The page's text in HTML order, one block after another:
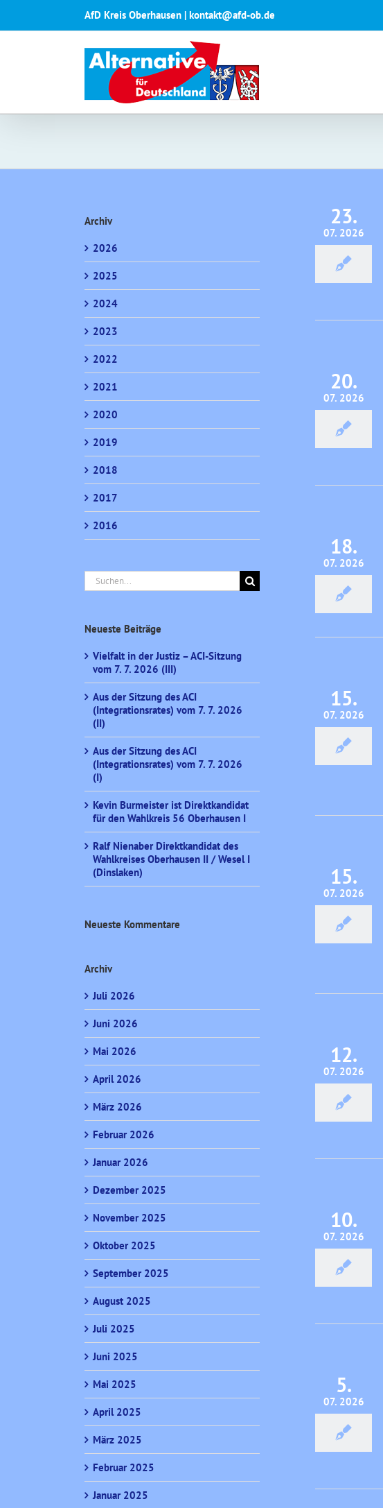
springen
AfD Kreis Oberhausen | kontakt@afd-ob.de
23.
07. 2026
20.
07. 2026
18.
07. 2026
15.
07. 2026
15.
07. 2026
12.
07. 2026
10.
07. 2026
5.
07. 2026
Archiv
2026
2025
2024
2023
2022
2021
2020
2019
2018
2017
2016
Suche
nach:
Neueste Beiträge
Vielfalt in der Justiz – ACI-Sitzung
vom 7. 7. 2026 (III)
Aus der Sitzung des ACI
(Integrationsrates) vom 7. 7. 2026
(II)
Aus der Sitzung des ACI
(Integrationsrates) vom 7. 7. 2026
(I)
Kevin Burmeister ist Direktkandidat
für den Wahlkreis 56 Oberhausen I
Ralf Nienaber Direktkandidat des
Wahlkreises Oberhausen II / Wesel I
(Dinslaken)
Neueste Kommentare
Archiv
Juli 2026
Juni 2026
Mai 2026
April 2026
März 2026
Februar 2026
Januar 2026
Dezember 2025
November 2025
Oktober 2025
September 2025
August 2025
Juli 2025
Juni 2025
Mai 2025
April 2025
März 2025
Februar 2025
Januar 2025